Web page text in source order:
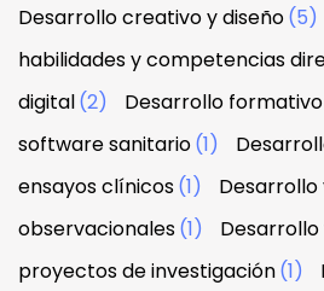
Desarrollo creativo y diseño(5)
habilidades y competencias
digital(2) Desarrollo formativo
software sanitario(1)
ensayos clínicos(1)
Desarrollo
observacionales(1)
proyectos de investigación(1)